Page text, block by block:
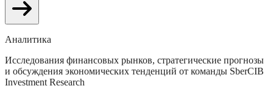
Аналитика
Исследования финансовых рынков, стратегические прогнозы
и обсуждения экономических тенденций от команды SberCIB
Investment Research